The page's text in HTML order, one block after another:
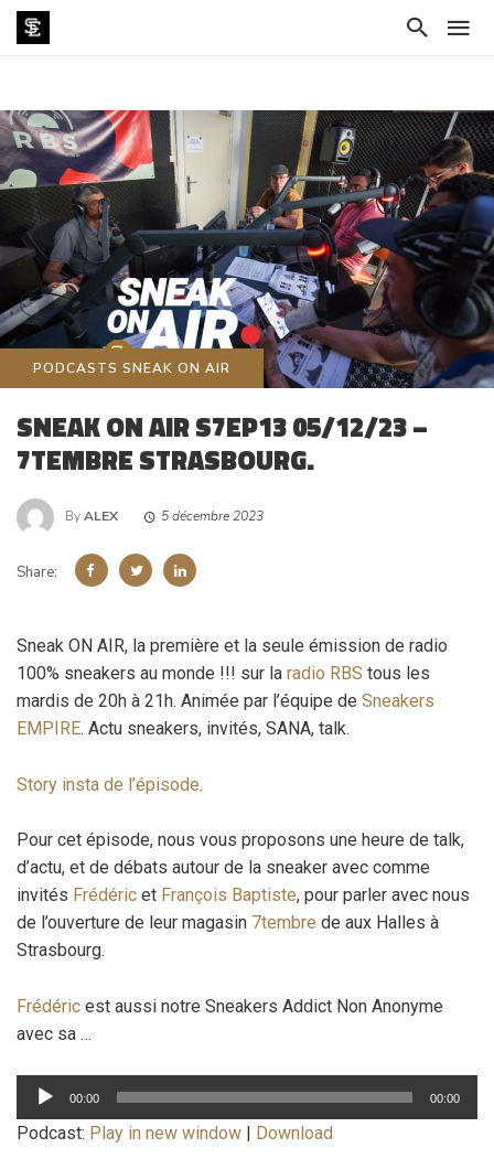
PODCASTS SNEAK ON AIR
SNEAK ON AIR S7EP13 05/12/23 –
7TEMBRE STRASBOURG.
ByALEX 5 décembre 2023
Share:
Sneak ON AIR, la première et la seule émission de radio
100% sneakers au monde !!! sur la radio RBS tous les
mardis de 20h à 21h. Animée par l’équipe de Sneakers
EMPIRE. Actu sneakers, invités, SANA, talk.
Story insta de l’épisode.
Pour cet épisode, nous vous proposons une heure de talk,
d’actu, et de débats autour de la sneaker avec comme
invités Frédéric et François Baptiste, pour parler avec nous
de l’ouverture de leur magasin 7tembre de aux Halles à
Strasbourg.
Frédéric est aussi notre Sneakers Addict Non Anonyme
avec sa …
Lecteur
audio
00:00 00:00
Podcast: Play in new window Download